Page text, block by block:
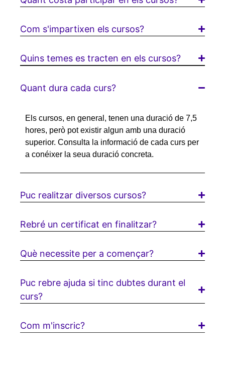
Com s'impartixen els cursos?
Quins temes es tracten en els cursos?
Quant dura cada curs?
Els cursos, en general, tenen una duració de 7,5
hores, però pot existir algun amb una duració
superior. Consulta la informació de cada curs per
a conéixer la seua duració concreta.
Puc realitzar diversos cursos?
Rebré un certificat en finalitzar?
Què necessite per a començar?
Puc rebre ajuda si tinc dubtes durant el
curs?
Com m'inscric?